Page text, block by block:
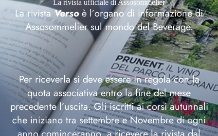
La rivista ufficiale di Assosommelier
La rivistaVersoè l’organo di informazione di
Assosommelier sul mondo del Beverage.
Per riceverla si deve essere in regola con la
quota associativa entro la fine del mese
precedente l’uscita. Gli iscritti ai corsi autunnali
che iniziano tra settembre e Novembre di ogni